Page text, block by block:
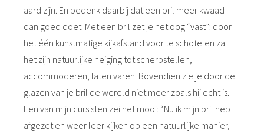
aard zijn. En bedenk daarbij dat een bril meer kwaad
dan goed doet. Met een bril zet je het oog “vast”: door
het één kunstmatige kijkafstand voor te schotelen zal
het zijn natuurlijke neiging tot scherpstellen,
accommoderen, laten varen. Bovendien zie je door de
glazen van je bril de wereld niet meer zoals hij echt is.
Een van mijn cursisten zei het mooi: “Nu ik mijn bril heb
afgezet en weer leer kijken op een natuurlijke manier,